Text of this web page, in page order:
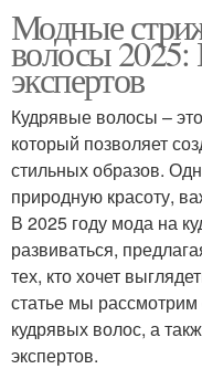
Модные
волосы 2025:
экспертов
Кудрявые волосы –
который позволяет
стильных образов.
природную красоту,
В 2025 году мода на
развиваться,
тех, кто хочет
статье мы
кудрявых волос, а
экспертов.